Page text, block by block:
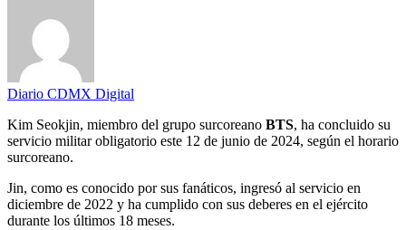
Diario CDMX Digital
Kim Seokjin, miembro del grupo surcoreano BTS, ha concluido su
servicio militar obligatorio este 12 de junio de 2024, según el horario
surcoreano.
Jin, como es conocido por sus fanáticos, ingresó al servicio en
diciembre de 2022 y ha cumplido con sus deberes en el ejército
durante los últimos 18 meses.